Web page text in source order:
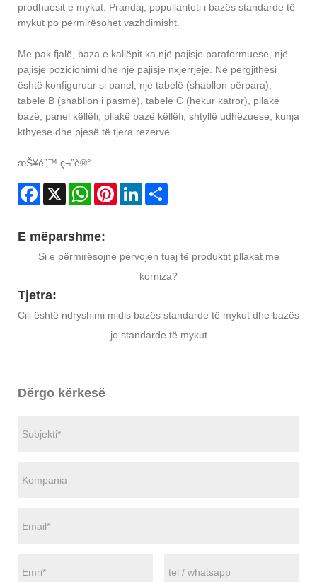
prodhuesit e mykut. Prandaj, popullariteti i bazës standarde të
mykut po përmirësohet vazhdimisht.
Me pak fjalë, baza e kallëpit ka një pajisje paraformuese, një
pajisje pozicionimi dhe një pajisje nxjerrjeje. Në përgjithësi
është konfiguruar si panel, një tabelë (shabllon përpara),
tabelë B (shabllon i pasmë), tabelë C (hekur katror), pllakë
bazë, panel këllëfi, pllakë bazë këllëfi, shtyllë udhëzuese, kunja
kthyese dhe pjesë të tjera rezervë.
æŠ¥é”™ ç¬”è®°
Facebook
X WhatsAppPinterestLinkedIn
E mëparshme:
Si e përmirësojnë përvojën tuaj të produktit pllakat me
korniza?
Tjetra:
Cili është ndryshimi midis bazës standarde të mykut dhe bazës
jo standarde të mykut
Dërgo kërkesë